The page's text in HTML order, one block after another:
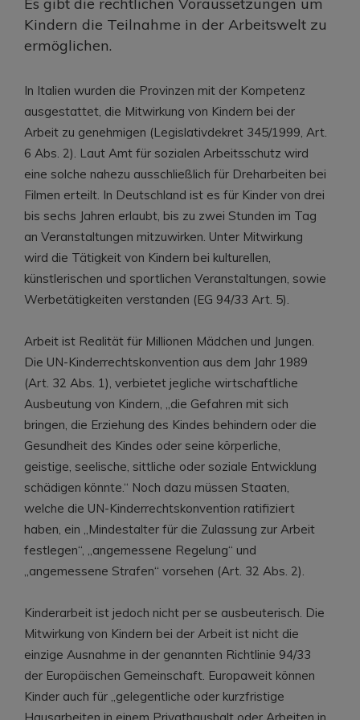
Kindern die Teilnahme in der Arbeitswelt zu
ermöglichen.
In Italien wurden die Provinzen mit der Kompetenz
ausgestattet, die Mitwirkung von Kindern bei der
Arbeit zu genehmigen (Legislativdekret 345/1999, Art.
6 Abs. 2). Laut Amt für sozialen Arbeitsschutz wird
eine solche nahezu ausschließlich für Dreharbeiten bei
Filmen erteilt. In Deutschland ist es für Kinder von drei
bis sechs Jahren erlaubt, bis zu zwei Stunden im Tag
an Veranstaltungen mitzuwirken. Unter Mitwirkung
wird die Tätigkeit von Kindern bei kulturellen,
künstlerischen und sportlichen Veranstaltungen, sowie
Werbetätigkeiten verstanden (EG 94/33 Art. 5).
Arbeit ist Realität für Millionen Mädchen und Jungen.
Die UN-Kinderrechtskonvention aus dem Jahr 1989
(Art. 32 Abs. 1), verbietet jegliche wirtschaftliche
Ausbeutung von Kindern, „die Gefahren mit sich
bringen, die Erziehung des Kindes behindern oder die
Gesundheit des Kindes oder seine körperliche,
geistige, seelische, sittliche oder soziale Entwicklung
schädigen könnte.“ Noch dazu müssen Staaten,
welche die UN-Kinderrechtskonvention ratifiziert
haben, ein „Mindestalter für die Zulassung zur Arbeit
festlegen“, „angemessene Regelung“ und
„angemessene Strafen“ vorsehen (Art. 32 Abs. 2).
Kinderarbeit ist jedoch nicht per se ausbeuterisch. Die
Mitwirkung von Kindern bei der Arbeit ist nicht die
einzige Ausnahme in der genannten Richtlinie 94/33
der Europäischen Gemeinschaft. Europaweit können
Kinder auch für „gelegentliche oder kurzfristige
Hausarbeiten in einem Privathaushalt oder Arbeiten in